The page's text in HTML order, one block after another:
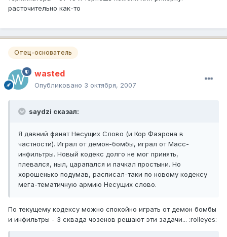
расточительно как-то
Отец-основатель
wasted
Опубликовано 3 октября, 2007
saydzi сказал:
Я давний фанат Несущих Слово (и Кор Фаэрона в
частности). Играл от демон-бомбы, играл от Масс-
инфильтры. Новый кодекс долго не мог принять,
плевался, ныл, царапался и пачкал простыни. Но
хорошенько подумав, расписал-таки по новому кодексу
мега-тематичную армию Несущих слово.
По текущему кодексу можно спокойно играть от демон бомбы
и инфильтры - 3 сквада чозенов решают эти задачи... :rolleyes: